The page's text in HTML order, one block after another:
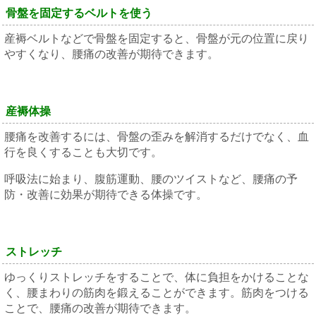
骨盤を固定するベルトを使う
産褥ベルトなどで骨盤を固定すると、骨盤が元の位置に戻り
やすくなり、腰痛の改善が期待できます。
産褥体操
腰痛を改善するには、骨盤の歪みを解消するだけでなく、血
行を良くすることも大切です。
呼吸法に始まり、腹筋運動、腰のツイストなど、腰痛の予
防・改善に効果が期待できる体操です。
ストレッチ
ゆっくりストレッチをすることで、体に負担をかけることな
く、腰まわりの筋肉を鍛えることができます。筋肉をつける
ことで、腰痛の改善が期待できます。